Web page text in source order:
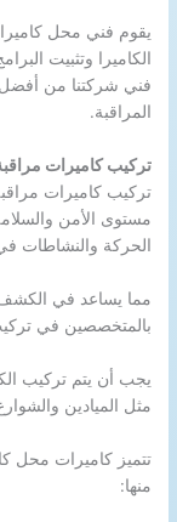
يقوم فني محل
الكاميرا وتثبيت
فني شركتنا من أفضل
المراقبة.
تركيب كاميرات مراقبة
تركيب كاميرات
مستوى الأمن
الحركة والنشاطات
مما يساعد في الكشف
بالمتخصصين في
يجب أن يتم تركيب
مثل الميادين
تتميز كاميرات محل
منها: